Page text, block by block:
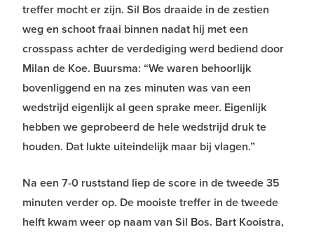
treffer mocht er zijn. Sil Bos draaide in de zestien
weg en schoot fraai binnen nadat hij met een
crosspass achter de verdediging werd bediend door
Milan de Koe. Buursma: “We waren behoorlijk
bovenliggend en na zes minuten was van een
wedstrijd eigenlijk al geen sprake meer. Eigenlijk
hebben we geprobeerd de hele wedstrijd druk te
houden. Dat lukte uiteindelijk maar bij vlagen.”
Na een 7-0 ruststand liep de score in de tweede 35
minuten verder op. De mooiste treffer in de tweede
helft kwam weer op naam van Sil Bos. Bart Kooistra,